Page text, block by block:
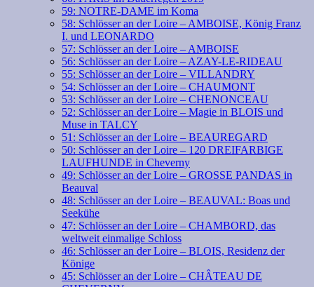
59: NOTRE-DAME im Koma
58: Schlösser an der Loire – AMBOISE, König Franz
I. und LEONARDO
57: Schlösser an der Loire – AMBOISE
56: Schlösser an der Loire – AZAY-LE-RIDEAU
55: Schlösser an der Loire – VILLANDRY
54: Schlösser an der Loire – CHAUMONT
53: Schlösser an der Loire – CHENONCEAU
52: Schlösser an der Loire – Magie in BLOIS und
Muse in TALCY
51: Schlösser an der Loire – BEAUREGARD
50: Schlösser an der Loire – 120 DREIFARBIGE
LAUFHUNDE in Cheverny
49: Schlösser an der Loire – GROSSE PANDAS in
Beauval
48: Schlösser an der Loire – BEAUVAL: Boas und
Seekühe
47: Schlösser an der Loire – CHAMBORD, das
weltweit einmalige Schloss
46: Schlösser an der Loire – BLOIS, Residenz der
Könige
45: Schlösser an der Loire – CHÂTEAU DE